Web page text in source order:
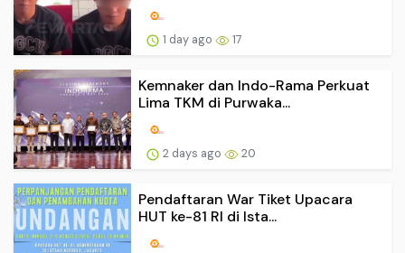
1 day ago 17
Kemnaker dan Indo-Rama Perkuat
Lima TKM di Purwaka...
2 days ago 20
Pendaftaran War Tiket Upacara
HUT ke-81 RI di Ista...